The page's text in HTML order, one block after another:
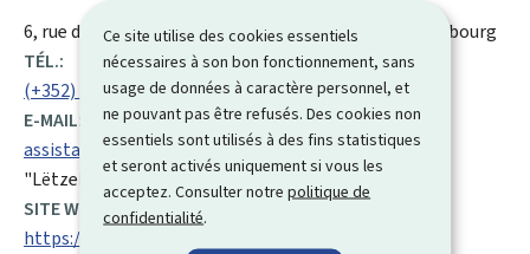
Ce site utilise des cookies essentiels
nécessaires à son bon fonctionnement, sans
usage de données à caractère personnel, et
ne pouvant pas être refusés. Des cookies non
essentiels sont utilisés à des fins statistiques
et seront activés uniquement si vous les
acceptez. Consulter notrepolitique de
confidentialité.
ADRESSE
:
6, rue de l’Ancien AthénéeL-1144 Luxembourg
Luxembourg
TÉL.:
(+352) 247 72 300
E-MAIL:
assistance.consulaire@mae.etat.lu
"Lëtzebuerger am Ausland"
SITE WEB :
https://mae.gouvernement.lu/fr/services-aux-